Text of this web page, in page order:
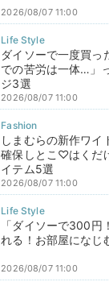
2026/08/07 11:00
ダイソーで一度買っ
での苦労は一体…」
ジ3選
2026/08/07 11:00
しまむらの新作ワイ
確保しとこ♡はくだ
イテム5選
2026/08/07 11:00
「ダイソーで300円
れる！お部屋になじ
2026/08/07 11:00